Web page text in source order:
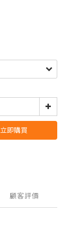
立即購買
顧客評價